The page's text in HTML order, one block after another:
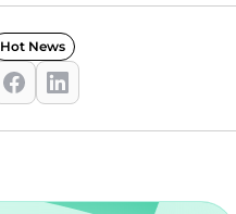
Hot News